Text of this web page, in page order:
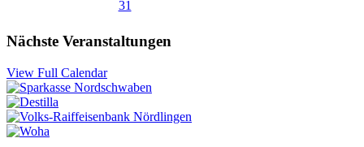
31
Nächste Veranstaltungen
View Full Calendar